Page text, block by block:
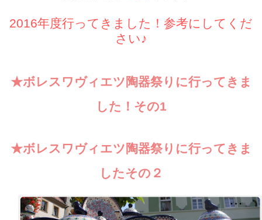
2016年度行ってきました！参考にしてくだ
さい♪
★ボレスワヴィエツ陶器祭りに行ってきま
した！その1
★ボレスワヴィエツ陶器祭りに行ってきま
したその２